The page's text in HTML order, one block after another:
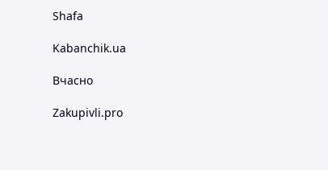
Shafa
Kabanchik.ua
Вчасно
Zakupivli.pro